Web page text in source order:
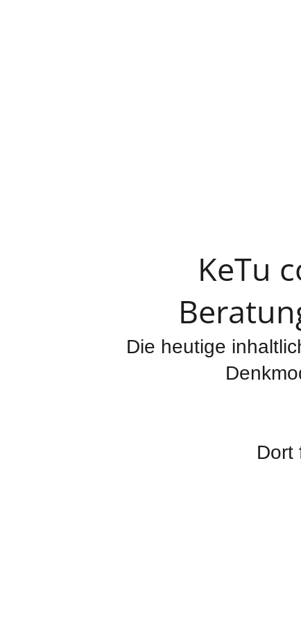
KeTu
Die heutige
Dort